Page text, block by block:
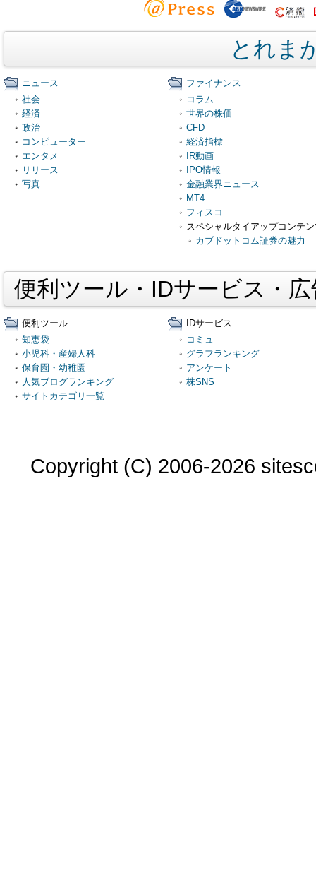
とれま
ニュース
社会
経済
政治
コンピューター
エンタメ
リリース
写真
ファイナンス
コラム
世界の株価
CFD
経済指標
IR動画
IPO情報
金融業界ニュース
MT4
フィスコ
スペシャルタイアップコンテ
カブドットコム証券の魅力
便利ツール・IDサービス・
便利ツール
知恵袋
小児科・産婦人科
保育園・幼稚園
人気ブログランキング
サイトカテゴリ一覧
IDサービス
コミュ
グラフランキング
アンケート
株SNS
Copyright (C) 2006-2026